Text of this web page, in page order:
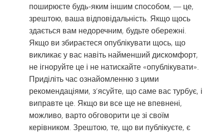
поширюєте будь-яким іншим способом, — це,
зрештою, ваша відповідальність. Якщо щось
здається вам недоречним, будьте обережні.
Якщо ви збираєтеся опублікувати щось, що
викликає у вас навіть найменший дискомфорт,
не ігноруйте це і не натискайте «опублікувати».
Приділіть час ознайомленню з цими
рекомендаціями, з’ясуйте, що саме вас турбує, і
виправте це. Якщо ви все ще не впевнені,
можливо, варто обговорити це зі своїм
керівником. Зрештою, те, що ви публікуєте, є